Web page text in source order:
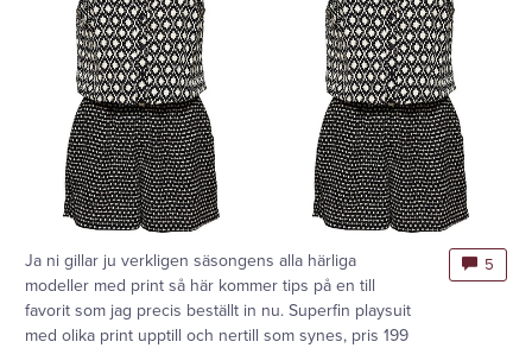
Ja ni gillar ju verkligen säsongens alla härliga
modeller med print så här kommer tips på en till
favorit som jag precis beställt in nu. Superfin playsuit
med olika print upptill och nertill som synes, pris 199
5